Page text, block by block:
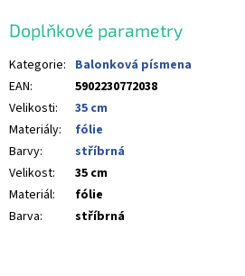
Doplňkové parametry
Kategorie: Balonková písmena
EAN:
5902230772038
Velikosti:
35 cm
Materiály:
fólie
Barvy:
stříbrná
Velikost:
35 cm
Materiál:
fólie
Barva: stříbrná